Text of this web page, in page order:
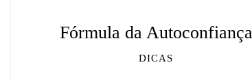
Fórmula da Autoconfiança
DICAS